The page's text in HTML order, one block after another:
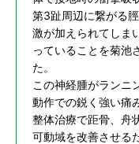
第3趾周辺に繋がる
激が加えられてしま
っていることを菊池
た。
この神経腫がランニ
動作での鋭く強い痛
整体治療で距骨、舟
可動域を改善させる